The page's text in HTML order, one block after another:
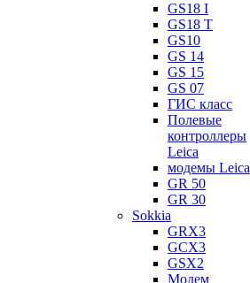
GS18 I
GS18 T
GS10
GS 14
GS 15
GS 07
ГИС класс
Полевые
контроллеры
Leica
модемы Leica
GR 50
GR 30
Sokkia
GRX3
GCX3
GSX2
Модем